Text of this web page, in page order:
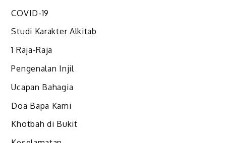
COVID-19
Studi Karakter Alkitab
1 Raja-Raja
Pengenalan Injil
Ucapan Bahagia
Doa Bapa Kami
Khotbah di Bukit